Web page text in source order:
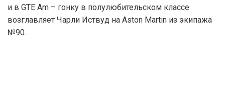
и в GTE Am – гонку в полулюбительском классе
возглавляет Чарли Иствуд на Aston Martin из экипажа
№90.